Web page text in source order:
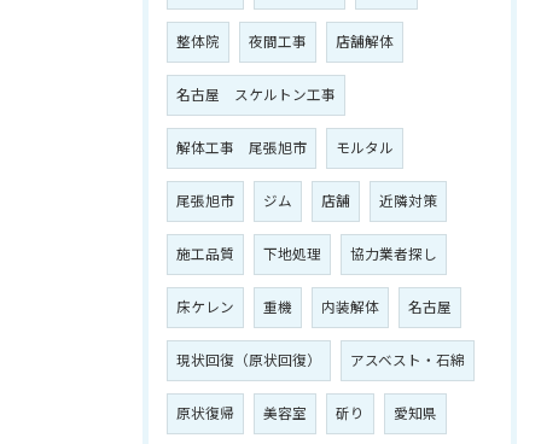
整体院 夜間工事 店舗解体
名古屋 スケルトン工事
解体工事 尾張旭市 モルタル
尾張旭市 ジム 店舗 近隣対策
施工品質 下地処理 協力業者探し
床ケレン 重機 内装解体 名古屋
現状回復（原状回復） アスベスト・石綿
原状復帰 美容室 斫り 愛知県